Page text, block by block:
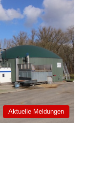
Aktuelle Meldungen